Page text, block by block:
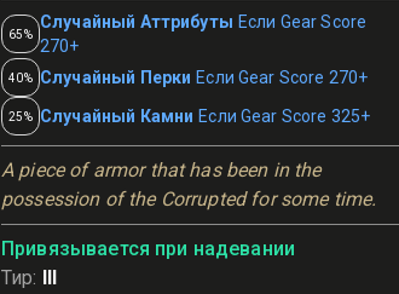
65%
Случайный Аттрибуты Если Gear Score
270+
40% Случайный Перки Если Gear Score 270+
25% Случайный Камни Если Gear Score 325+
A piece of armor that has been in the
possession of the Corrupted for some time.
Привязывается при надевании
Тир: III